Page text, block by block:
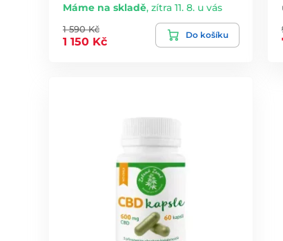
Máme na skladě, zítra 11. 8. u vás
1 590 Kč
1 150 Kč
Do košíku